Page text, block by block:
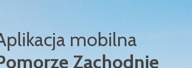
mobilna
Zachodnie